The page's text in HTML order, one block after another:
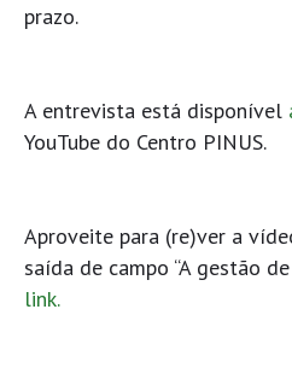
prazo.
A entrevista está disponível
YouTube do Centro PINUS.
Aproveite para (re)ver a
saída de campo “A gestão
link.